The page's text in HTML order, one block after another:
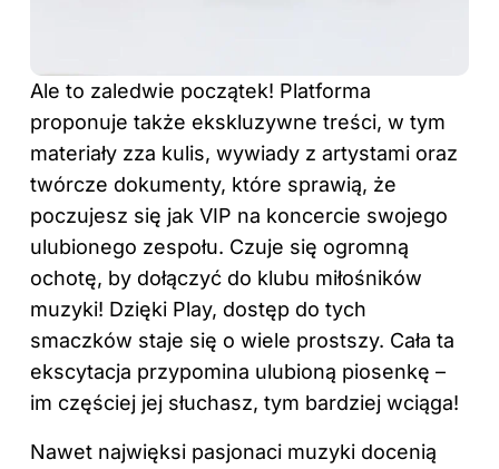
Ale to zaledwie początek! Platforma
proponuje także ekskluzywne treści, w tym
materiały zza kulis, wywiady z artystami oraz
twórcze dokumenty, które sprawią, że
poczujesz się jak VIP na koncercie swojego
ulubionego zespołu. Czuje się ogromną
ochotę, by dołączyć do klubu miłośników
muzyki! Dzięki Play, dostęp do tych
smaczków staje się o wiele prostszy. Cała ta
ekscytacja przypomina ulubioną piosenkę –
im częściej jej słuchasz, tym bardziej wciąga!
Nawet najwięksi pasjonaci muzyki docenią